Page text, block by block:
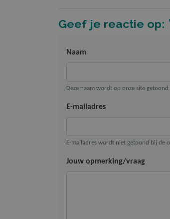
Geef je reactie op:
Naam
Deze naam wordt op onze site
E-mailadres
E-mailadres wordt niet getoond bij de
Jouw opmerking/vraag